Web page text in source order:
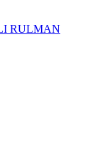
RULMAN